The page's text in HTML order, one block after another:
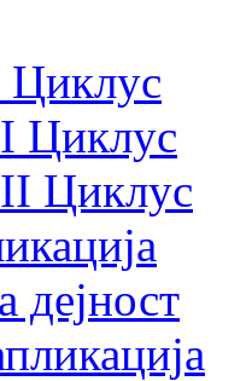
Циклус
Циклус
дејност